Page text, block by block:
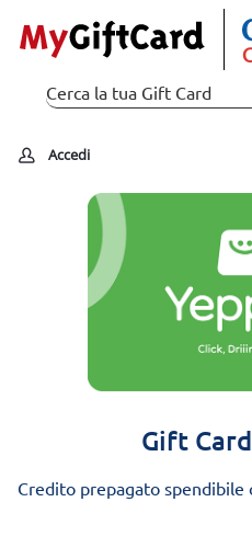
Accedi
Gift
Credito prepagato spendibile